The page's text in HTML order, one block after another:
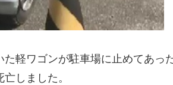
軽ワゴンが駐車場に止めてあっ
しました。